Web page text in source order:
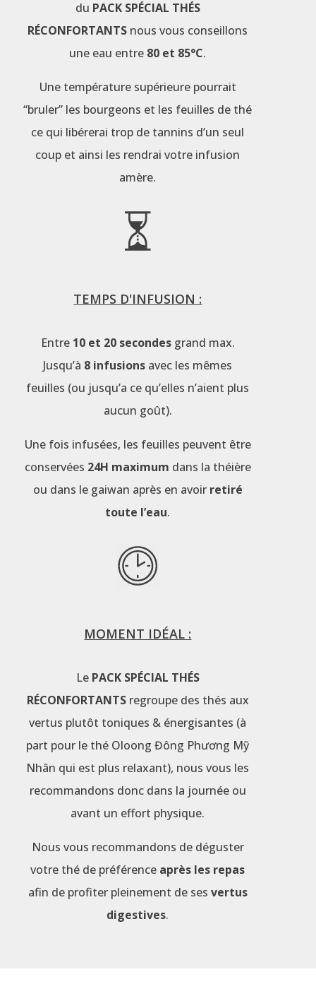
du PACK SPÉCIAL THÉS
RÉCONFORTANTS nous vous conseillons
une eau entre 80 et 85°C.
Une température supérieure pourrait
“bruler” les bourgeons et les feuilles de thé
ce qui libérerai trop de tannins d’un seul
coup et ainsi les rendrai votre infusion
amère.
TEMPS D'INFUSION :
Entre 10 et 20 secondesgrand max.
Jusqu’à 8 infusions avec les mêmes
feuilles (ou jusqu’a ce qu’elles n’aient plus
aucun goût).
Une fois infusées, les feuilles peuvent être
conservées 24H maximum dans la théière
ou dans le gaiwan après en avoir retiré
toute l’eau.
MOMENT IDÉAL :
Le PACK SPÉCIAL THÉS
RÉCONFORTANTSregroupe des thés aux
vertus plutôt toniques & énergisantes (à
part pour le thé Oloong Đông Phương Mỹ
Nhân qui est plus relaxant), nous vous les
recommandons donc dans la journée ou
avant un effort physique.
Nous vous recommandons de déguster
votre thé de préférence après les repas
afin de profiter pleinement de ses vertus
digestives.